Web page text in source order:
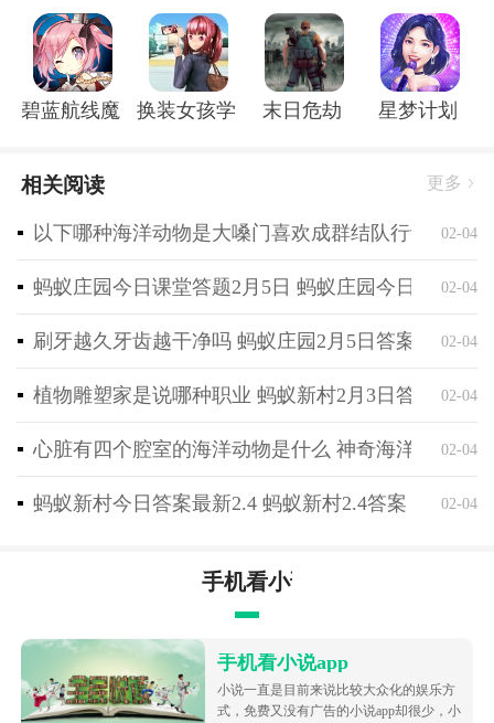
力，快速击杀敌人，同时也可以根据实际情况灵活调整
战术。
游戏优势：
1、操作简单流畅，根据习惯进行操控，展现出个人的
2、支持多人在线合作模式，可以与好友组队共同抵御
3、地图设计丰富多样，自由探索每一个角落，发现隐
藏的任务宝藏。
碧蓝航线魔改r18全套补丁破解版
换装女孩学校 末日危劫 星梦计划
相关阅读 更多
以下哪种海洋动物是大嗓门喜欢成群结队行动 神奇
02-04
蚂蚁庄园今日课堂答题2月5日 蚂蚁庄园今日课堂答
02-04
刷牙越久牙齿越干净吗 蚂蚁庄园2月5日答案最新02-04
植物雕塑家是说哪种职业 蚂蚁新村2月3日答案最新
02-04
心脏有四个腔室的海洋动物是什么 神奇海洋2月4日
02-04
蚂蚁新村今日答案最新2.4 蚂蚁新村2.4答案 02-04
手机看小说app
手机看小说app
小说一直是目前来说比较大众化的娱乐方
式，免费又没有广告的小说app却很少，小